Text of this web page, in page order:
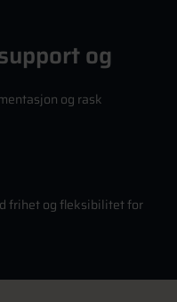
og
og rask
frihet og fleksibilitet for